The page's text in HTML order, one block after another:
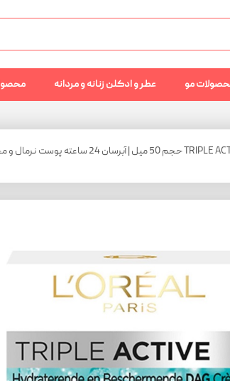
مو عطر و ادکلن زنانه و مردانه